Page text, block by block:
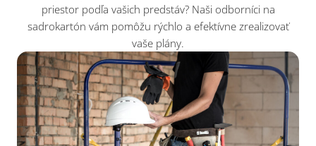
priestor podľa vašich predstáv? Naši odborníci na
sadrokartón vám pomôžu rýchlo a efektívne zrealizovať
vaše plány.